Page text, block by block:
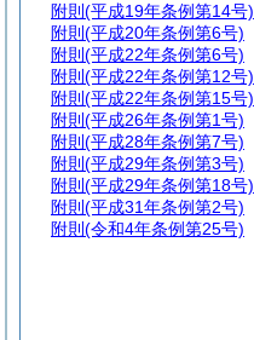
附則 (平成19年条例第14号)
附則 (平成20年条例第6号)
附則 (平成22年条例第6号)
附則 (平成22年条例第12号)
附則 (平成22年条例第15号)
附則 (平成26年条例第1号)
附則 (平成28年条例第7号)
附則 (平成29年条例第3号)
附則 (平成29年条例第18号)
附則 (平成31年条例第2号)
附則 (令和4年条例第25号)